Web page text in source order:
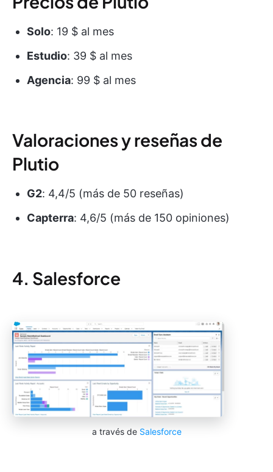
Solo: 19 $ al mes
Estudio: 39 $ al mes
Agencia: 99 $ al mes
Valoraciones y reseñas de
Plutio
G2: 4,4/5 (más de 50 reseñas)
Capterra: 4,6/5 (más de 150 opiniones)
4. Salesforce
a través de Salesforce